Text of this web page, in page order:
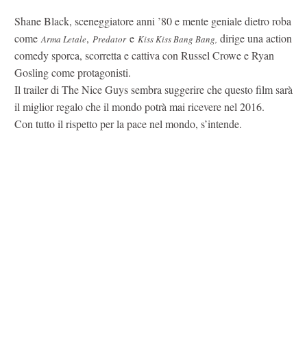
Shane Black, sceneggiatore anni ’80 e mente geniale dietro roba
come Arma Letale, Predatore Kiss Kiss Bang Bang, dirige una action
comedy sporca, scorretta e cattiva con Russel Crowe e Ryan
Gosling come protagonisti.
Il trailer di The Nice Guys sembra suggerire che questo film sarà
il miglior regalo che il mondo potrà mai ricevere nel 2016.
Con tutto il rispetto per la pace nel mondo, s’intende.